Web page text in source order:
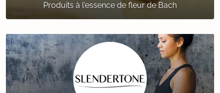
Produits à l'essence de fleur de Bach